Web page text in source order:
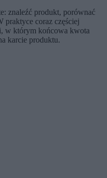
znaleźć produkt, porównać
praktyce coraz częściej
w którym końcowa kwota
karcie produktu.